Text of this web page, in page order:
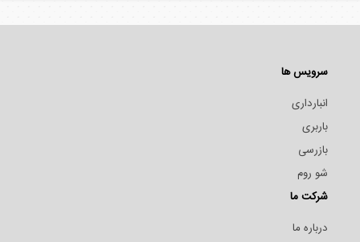
سرویس ها
انبارداری
باربری
بازرسی
شو روم
شرکت ما
درباره ما